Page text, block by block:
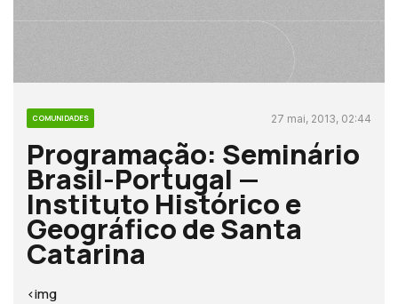
COMUNIDADES 27 mai, 2013, 02:44
Programação: Seminário
Brasil-Portugal —
Instituto Histórico e
Geográfico de Santa
Catarina
<img